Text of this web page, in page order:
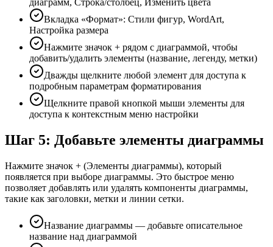
Вкладка «Формат»: Стили фигур, WordArt,
Настройка размера
Нажмите значок + рядом с диаграммой, чтобы
добавить/удалить элементы (название, легенду, метки)
Дважды щелкните любой элемент для доступа к
подробным параметрам форматирования
Щелкните правой кнопкой мыши элементы для
доступа к контекстным меню настройки
Шаг 5: Добавьте элементы диаграммы
Нажмите значок + (Элементы диаграммы), который
появляется при выборе диаграммы. Это быстрое меню
позволяет добавлять или удалять компоненты диаграммы,
такие как заголовки, метки и линии сетки.
Название диаграммы — добавьте описательное
название над диаграммой